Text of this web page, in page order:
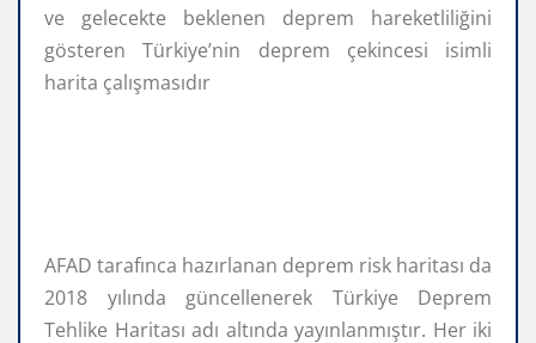
ve gelecekte beklenen deprem hareketliliğini
gösteren Türkiye’nin deprem çekincesi isimli
harita çalışmasıdır
AFAD tarafınca hazırlanan deprem risk haritası da
2018 yılında güncellenerek Türkiye Deprem
Tehlike Haritası adı altında yayınlanmıştır. Her iki